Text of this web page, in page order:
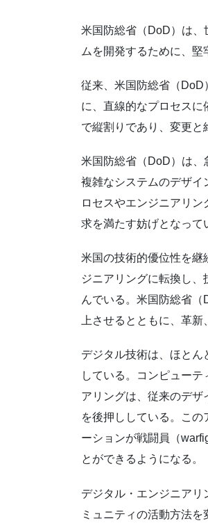
米国防総省（DoD）は、
ムを開発するために、堅
従来、米国防総省（DoD
に、直線的なプロセス
で縦割りであり、変更と
米国防総省（DoD）は、
複雑なシステムのデザイ
ロセスやエンジニアリ
求を満たす妨げとなって
米国の技術的優位性を継
ジニアリングに転換し
んでいる。米国防総省
上させるとともに、革
デジタル技術は、ほと
している。コンピュー
アリングは、従来のデザ
を後押ししている。こ
ーションが戦闘員（
とができるようになる。
デジタル・エンジニアリ
ミュニティの活動方法